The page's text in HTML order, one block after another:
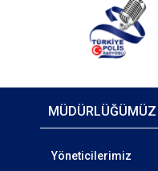
MÜDÜRLÜĞÜMÜZ
Yöneticilerimiz